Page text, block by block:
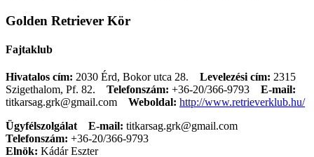
Golden Retriever Kör
Fajtaklub
Hivatalos cím: 2030 Érd, Bokor utca 28. Levelezési cím: 2315
Szigethalom, Pf. 82.
Telefonszám: +36-20/366-9793
E-mail:
titkarsag.grk@gmail.com
Weboldal: http://www.retrieverklub.hu/
Ügyfélszolgálat
E-mail: titkarsag.grk@gmail.com
Telefonszám: +36-20/366-9793
Elnök: Kádár Eszter